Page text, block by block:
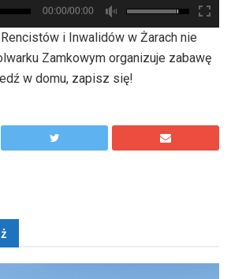
hd2880
hd2160
hd2160
hd1440
highres
hd1080
hd720
large
medium
small
tiny
00:00/00:00
i Inwalidów w Żarach nie
Zamkowym organizuje zabawę
w domu, zapisz się!